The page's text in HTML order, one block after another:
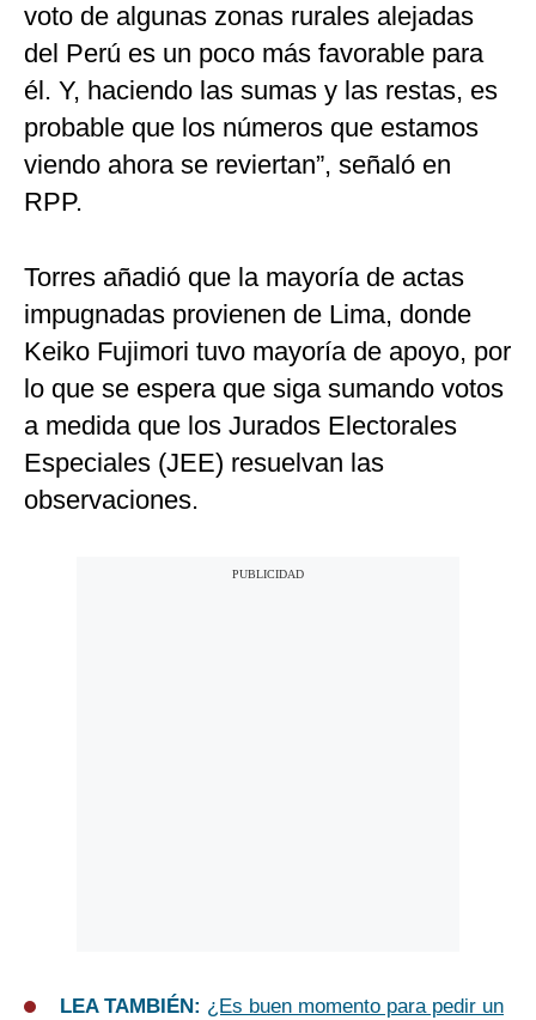
voto de algunas zonas rurales alejadas
del Perú es un poco más favorable para
él. Y, haciendo las sumas y las restas, es
probable que los números que estamos
viendo ahora se reviertan”, señaló en
RPP.
Torres añadió que la mayoría de actas
impugnadas provienen de Lima, donde
Keiko Fujimori tuvo mayoría de apoyo, por
lo que se espera que siga sumando votos
a medida que los Jurados Electorales
Especiales (JEE) resuelvan las
observaciones.
LEA TAMBIÉN: ¿Es buen momento para pedir un